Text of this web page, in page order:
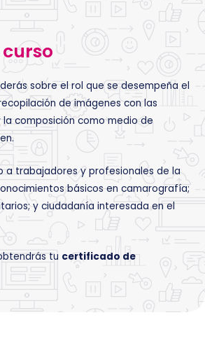
sobre el rol que se desempeña el
de imágenes con las
composición como medio de
a trabajadores y profesionales de la
básicos en camarografía;
y ciudadanía interesada en el
tu certificado de